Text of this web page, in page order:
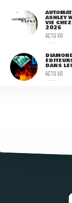
ASHLEY
VIE
2026
ACTU VO
DANS
ACTU VO